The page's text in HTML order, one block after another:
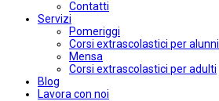
Contatti
Servizi
Pomeriggi
Corsi extrascolastici per alunni
Mensa
Corsi extrascolastici per adulti
Blog
Lavora con noi